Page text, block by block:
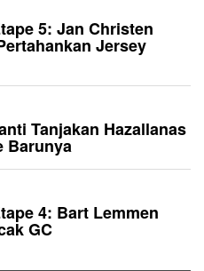
5: Jan Christen
Jersey
Tanjakan Hazallanas
Barunya
4: Bart Lemmen
GC